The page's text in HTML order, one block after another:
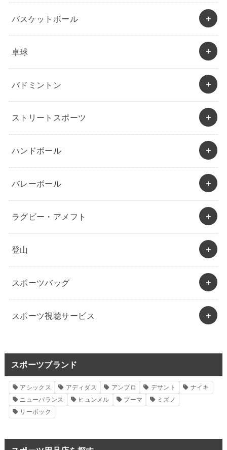
バスケットボール
卓球
バドミントン
ストリートスポーツ
ハンドボール
バレーボール
ラグビー・アメフト
登山
スポーツバッグ
スポーツ視聴サービス
スポーツブランド
アシックス アディダス アンブロ デサント
ナイキ
ニューバランス
ヒュンメル プーマ
ミズノ
リーボック